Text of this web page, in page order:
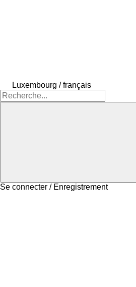
Luxembourg / français
Se connecter / Enregistrement